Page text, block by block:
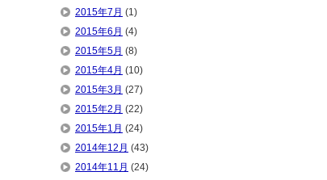
2015年7月 (1)
2015年6月 (4)
2015年5月 (8)
2015年4月 (10)
2015年3月 (27)
2015年2月 (22)
2015年1月 (24)
2014年12月 (43)
2014年11月 (24)